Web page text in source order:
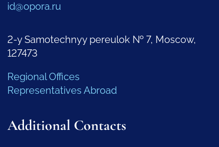
id@opora.ru
2-y Samotechnyy pereulok № 7, Moscow,
127473
Regional Offices
Representatives Abroad
Additional Contacts